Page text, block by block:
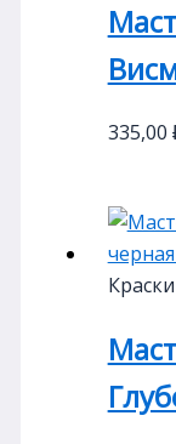
335,00
Краски